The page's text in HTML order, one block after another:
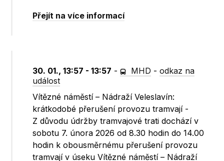
Přejít na více informací
30. 01., 13:57 - 13:57 - MHD -odkaz na
událost
Vítězné náměstí – Nádraží Veleslavín:
krátkodobé přerušení provozu tramvají -
Z důvodu údržby tramvajové trati dochází v
sobotu 7. února 2026 od 8.30 hodin do 14.00
hodin k obousměrnému přerušení provozu
tramvají v úseku Vítězné náměstí – Nádraží